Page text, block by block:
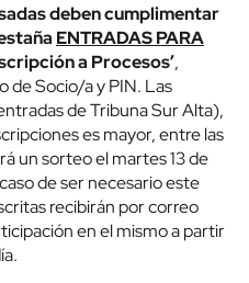
deben cumplimentar
ENTRADAS PARA
a Procesos’,
de Socio/a y PIN. Las
de Tribuna Sur Alta),
es mayor, entre las
un sorteo el martes 13 de
de ser necesario este
recibirán por correo
en el mismo a partir